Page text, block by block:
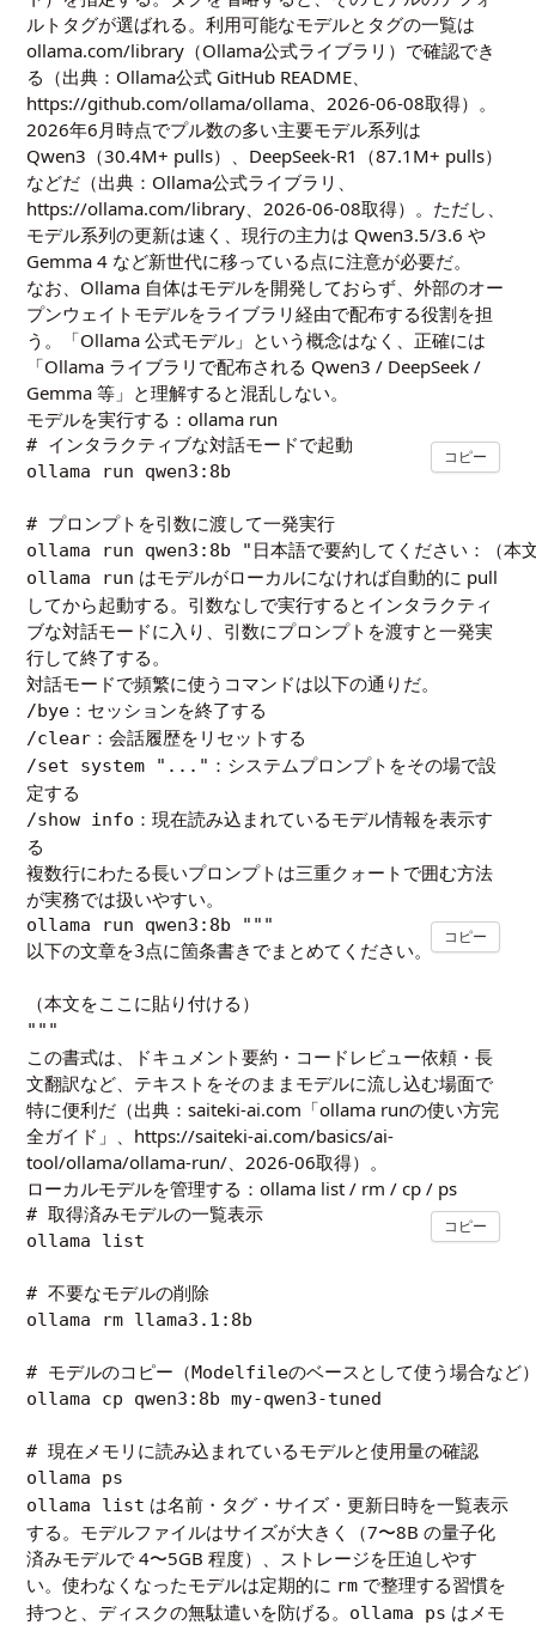
ルトタグが選ばれる。利用可能なモデルとタグの一覧は
ollama.com/library （Ollama公式ライブラリ）で確認でき
る（出典：Ollama公式 GitHub README、
https://github.com/ollama/ollama、2026-06-08取得）。
2026年6月時点でプル数の多い主要モデル系列は
Qwen3（30.4M+ pulls）、DeepSeek-R1（87.1M+ pulls）
などだ（出典：Ollama公式ライブラリ、
https://ollama.com/library、2026-06-08取得）。ただし、
モデル系列の更新は速く、現行の主力は Qwen3.5/3.6 や
Gemma 4 など新世代に移っている点に注意が必要だ。
なお、Ollama 自体はモデルを開発しておらず、外部のオー
プンウェイトモデルをライブラリ経由で配布する役割を担
う。「Ollama 公式モデル」という概念はなく、正確には
「Ollama ライブラリで配布される Qwen3 / DeepSeek /
Gemma 等」と理解すると混乱しない。
モデルを実行する：ollama run
# インタラクティブな対話モードで起動
ollama run qwen3:8b
# プロンプトを引数に渡して一発実行
ollama run qwen3:8b "日本語で要約してください：（本
コピー
ollama run はモデルがローカルになければ自動的に pull
してから起動する。引数なしで実行するとインタラクティ
ブな対話モードに入り、引数にプロンプトを渡すと一発実
行して終了する。
対話モードで頻繁に使うコマンドは以下の通りだ。
/bye ：セッションを終了する
/clear ：会話履歴をリセットする
/set system "..." ：システムプロンプトをその場で設
定する
/show info ：現在読み込まれているモデル情報を表示す
る
複数行にわたる長いプロンプトは三重クォートで囲む方法
が実務では扱いやすい。
ollama run qwen3:8b """
以下の文章を3点に箇条書きでまとめてください。
（本文をここに貼り付ける）
"""
コピー
この書式は、ドキュメント要約・コードレビュー依頼・長
文翻訳など、テキストをそのままモデルに流し込む場面で
特に便利だ（出典：saiteki-ai.com「ollama runの使い方完
全ガイド」、https://saiteki-ai.com/basics/ai-
tool/ollama/ollama-run/、2026-06取得）。
ローカルモデルを管理する：ollama list / rm / cp / ps
# 取得済みモデルの一覧表示
ollama list
# 不要なモデルの削除
ollama rm llama3.1:8b
# モデルのコピー（Modelfileのベースとして使う場合など
ollama cp qwen3:8b my-qwen3-tuned
# 現在メモリに読み込まれているモデルと使用量の確認
ollama ps
コピー
ollama list は名前・タグ・サイズ・更新日時を一覧表示
する。モデルファイルはサイズが大きく（7〜8B の量子化
済みモデルで 4〜5GB 程度）、ストレージを圧迫しやす
い。使わなくなったモデルは定期的に rm で整理する習慣を
持つと、ディスクの無駄遣いを防げる。 ollama ps はメモ